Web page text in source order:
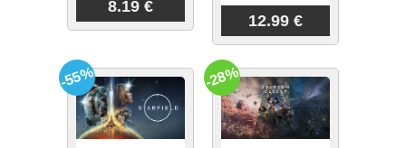
8.19 €
12.99 €
-55% -28%